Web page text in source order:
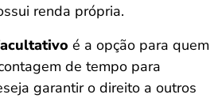
renda própria.
é a opção para quem
de tempo para
garantir o direito a outros